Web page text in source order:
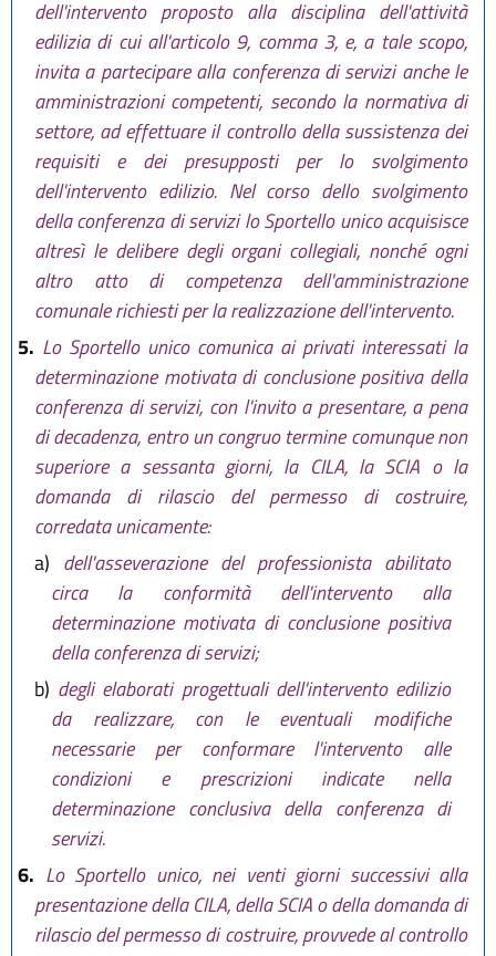
dell'intervento proposto alla disciplina dell'attività
edilizia di cui all'articolo 9, comma 3, e, a tale scopo,
invita a partecipare alla conferenza di servizi anche le
amministrazioni competenti, secondo la normativa di
settore, ad effettuare il controllo della sussistenza dei
requisiti e dei presupposti per lo svolgimento
dell'intervento edilizio. Nel corso dello svolgimento
della conferenza di servizi lo Sportello unico acquisisce
altresì le delibere degli organi collegiali, nonché ogni
altro atto di competenza dell'amministrazione
comunale richiesti per la realizzazione dell'intervento.
5. Lo Sportello unico comunica ai privati interessati la
determinazione motivata di conclusione positiva della
conferenza di servizi, con l'invito a presentare, a pena
di decadenza, entro un congruo termine comunque non
superiore a sessanta giorni, la CILA, la SCIA o la
domanda di rilascio del permesso di costruire,
corredata unicamente:
a) dell'asseverazione del professionista abilitato
circa la conformità dell'intervento alla
determinazione motivata di conclusione positiva
della conferenza di servizi;
b) degli elaborati progettuali dell'intervento edilizio
da realizzare, con le eventuali modifiche
necessarie per conformare l'intervento alle
condizioni e prescrizioni indicate nella
determinazione conclusiva della conferenza di
servizi.
6. Lo Sportello unico, nei venti giorni successivi alla
presentazione della CILA, della SCIA o della domanda di
rilascio del permesso di costruire, provvede al controllo